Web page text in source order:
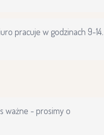
pracuje w godzinach 9-14.
ważne - prosimy o